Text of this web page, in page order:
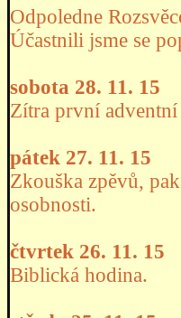
Odpoledne
Účastnili jsme se
sobota 28. 11. 15
Zítra první adventní
pátek 27. 11. 15
Zkouška zpěvů,
osobnosti.
čtvrtek 26. 11. 15
Biblická hodina.